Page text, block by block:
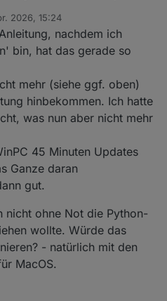
Windowsinstallieren.
Befehl ausführen. (oder
löschen)
Adapter anklicken. Dan den
und die Katze anklicken.
auswählen und
2026, 15:24
nachdem ich
bin, hat das gerade so
mehr (siehe ggf. oben)
hinbekommen. Ich hatte
was nun aber nicht mehr
45 Minuten Updates
Ganze daran
gut.
nicht ohne Not die Python-
wollte. Würde das
- natürlich mit den
MacOS.